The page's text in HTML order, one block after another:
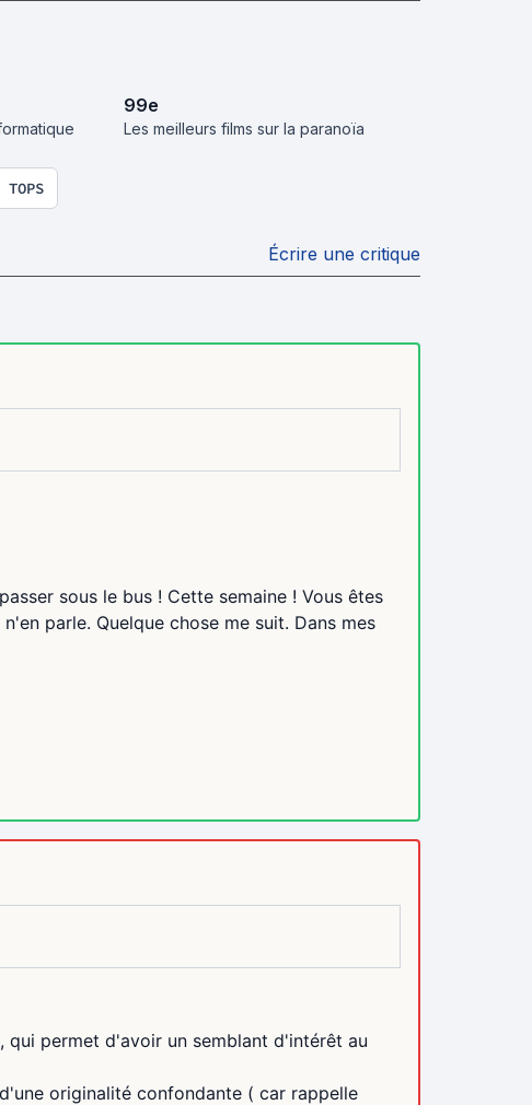
99e
Les meilleurs films sur la paranoïa
Écrire une critique
sous le bus ! Cette semaine ! Vous êtes
parle. Quelque chose me suit. Dans mes
permet d'avoir un semblant d'intérêt au
originalité confondante ( car rappelle